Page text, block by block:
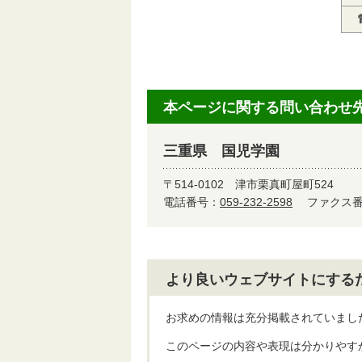
本ページに関する問い合わせ
三重県 国児学園
〒514-0102 津市栗真町屋町524
電話番号： 059-232-2598 ファクス
より良いウェブサイトにす
お求めの情報は充分掲載されていまし
このページの内容や表現は分かりやす